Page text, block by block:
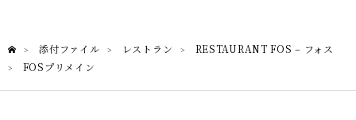
> 添付ファイル > レストラン > RESTAURANT FOS – フォス
> FOSプリメイン